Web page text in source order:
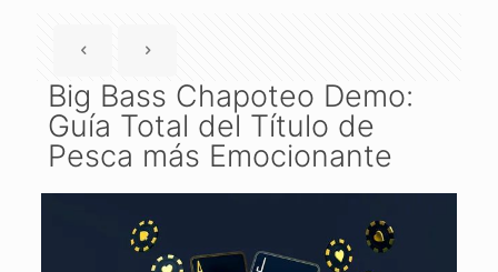
Big Bass Chapoteo Demo:
Guía Total del Título de
Pesca más Emocionante